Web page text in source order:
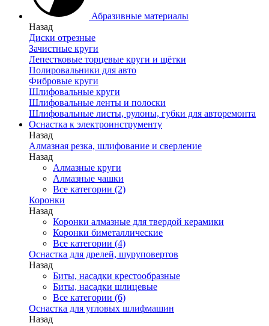
Абразивные материалы
Назад
Диски отрезные
Зачистные круги
Лепестковые торцевые круги и щётки
Полировальники для авто
Фибровые круги
Шлифовальные круги
Шлифовальные ленты и полоски
Шлифовальные листы, рулоны, губки для авторемонта
Оснастка к электроинструменту
Назад
Алмазная резка, шлифование и сверление
Назад
Алмазные круги
Алмазные чашки
Все категории (2)
Коронки
Назад
Коронки алмазные для твердой керамики
Коронки биметаллические
Все категории (4)
Оснастка для дрелей, шуруповертов
Назад
Биты, насадки крестообразные
Биты, насадки шлицевые
Все категории (6)
Оснастка для угловых шлифмашин
Назад